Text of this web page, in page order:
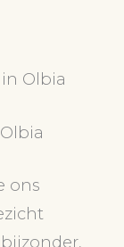
Olbia
ons